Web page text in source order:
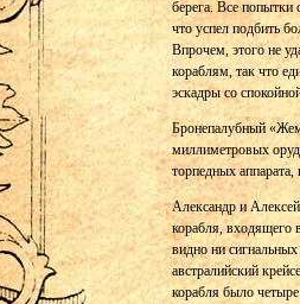
берега. Все попытки
что успел подбить
Впрочем, этого не
кораблям, так что
эскадры со
Бронепалубный
миллиметровых
торпедных аппарата,
Александр и
корабля, входящего
видно ни
австралийский
корабля было